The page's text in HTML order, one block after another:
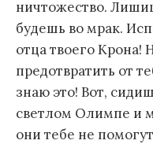
ничтожество.
будешь во мрак.
отца твоего Крона!
предотвратить от
знаю это! Вот,
светлом Олимпе и
они тебе не